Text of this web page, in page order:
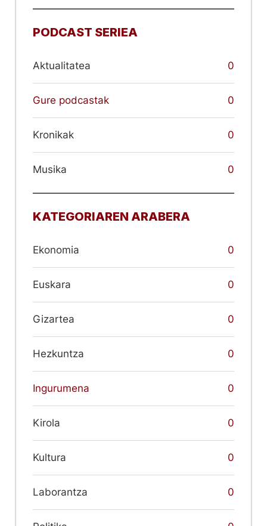
PODCAST SERIEA
Aktualitatea 0
Gure podcastak 0
Kronikak 0
Musika 0
KATEGORIAREN ARABERA
Ekonomia 0
Euskara 0
Gizartea 0
Hezkuntza 0
Ingurumena 0
Kirola 0
Kultura 0
Laborantza 0